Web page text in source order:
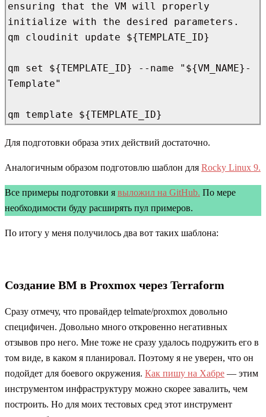
ensuring that the VM will properly
initialize with the desired parameters.
qm cloudinit update ${TEMPLATE_ID}
qm set ${TEMPLATE_ID} --name "${VM_NAME}-
Template"
qm template ${TEMPLATE_ID}
Для подготовки образа этих действий достаточно.
Аналогичным образом подготовлю шаблон для Rocky Linux 9.
Все примеры подготовки я выложил на GitHub. По мере
необходимости буду расширять пул примеров.
По итогу у меня получилось два вот таких шаблона:
Создание ВМ в Proxmox через Terraform
Сразу отмечу, что провайдер telmate/proxmox довольно
специфичен. Довольно много откровенно негативных
отзывов про него. Мне тоже не сразу удалось подружить его в
том виде, в каком я планировал. Поэтому я не уверен, что он
подойдет для боевого окружения. Как пишу на Хабре — этим
инструментом инфраструктуру можно скорее завалить, чем
построить. Но для моих тестовых сред этот инструмент